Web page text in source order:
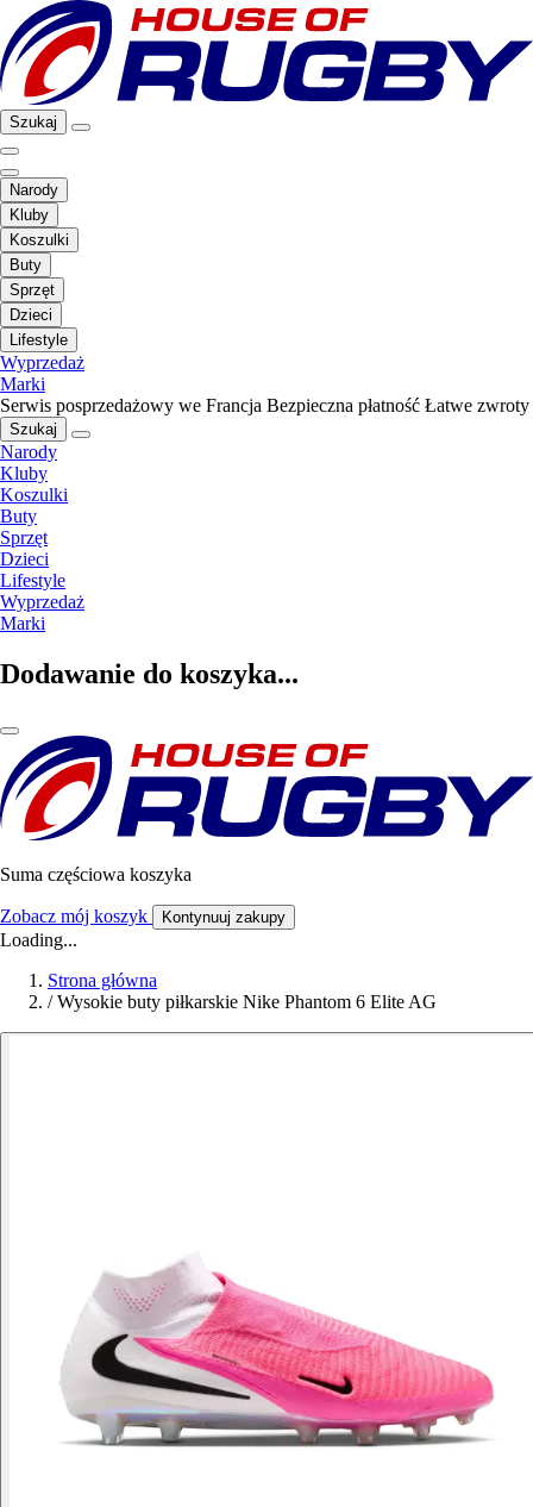
Szukaj
Narody
Kluby
Koszulki
Buty
Sprzęt
Dzieci
Lifestyle
Wyprzedaż
Marki
Serwis posprzedażowy we Francja Bezpieczna płatność Łatwe zwroty
Szukaj
Narody
Kluby
Koszulki
Buty
Sprzęt
Dzieci
Lifestyle
Wyprzedaż
Marki
Dodawanie do koszyka...
Suma częściowa koszyka
Zobacz mój koszyk Kontynuuj zakupy
Loading...
Strona główna
/ Wysokie buty piłkarskie Nike Phantom 6 Elite AG